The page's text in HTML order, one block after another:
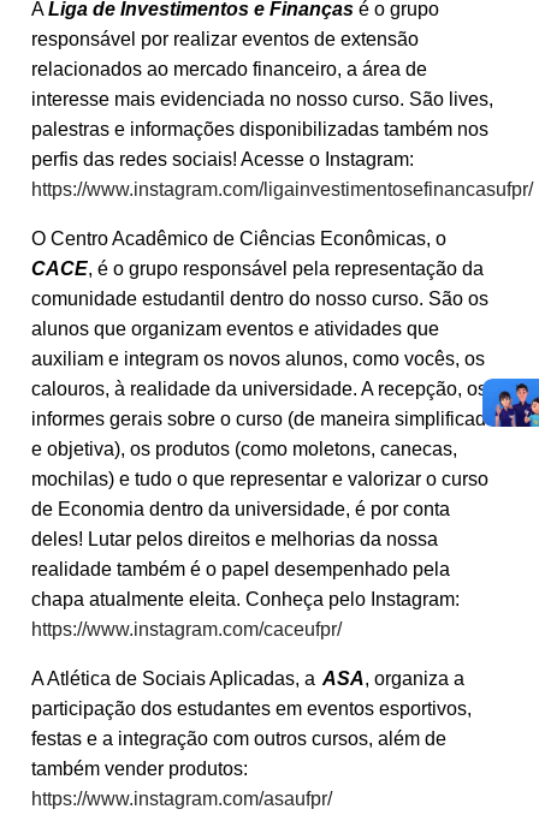
ALiga de Investimentos e Finanças é o grupo
responsável por realizar eventos de extensão
relacionados ao mercado financeiro, a área de
interesse mais evidenciada no nosso curso. São lives,
palestras e informações disponibilizadas também nos
perfis das redes sociais! Acesse o Instagram:
https://www.instagram.com/ligainvestimentosefinancasufpr/
O Centro Acadêmico de Ciências Econômicas, o
CACE, é o grupo responsável pela representação da
comunidade estudantil dentro do nosso curso. São os
alunos que organizam eventos e atividades que
auxiliam e integram os novos alunos, como vocês, os
calouros, à realidade da universidade. A recepção, os
informes gerais sobre o curso (de maneira simplificada
e objetiva), os produtos (como moletons, canecas,
mochilas) e tudo o que representar e valorizar o curso
de Economia dentro da universidade, é por conta
deles! Lutar pelos direitos e melhorias da nossa
realidade também é o papel desempenhado pela
chapa atualmente eleita. Conheça pelo Instagram:
https://www.instagram.com/caceufpr/
A Atlética de Sociais Aplicadas, a ASA, organiza a
participação dos estudantes em eventos esportivos,
festas e a integração com outros cursos, além de
também vender produtos:
https://www.instagram.com/asaufpr/